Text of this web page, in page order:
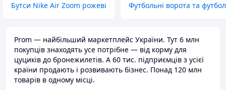
Бутси Nike Air Zoom рожеві Футбольні ворота та
Prom — найбільший маркетплейс України. Тут 6 млн
покупців знаходять усе потрібне — від корму для
цуциків до бронежилетів. А 60 тис. підприємців з усієї
країни продають і розвивають бізнес. Понад 120 млн
товарів в одному місці.